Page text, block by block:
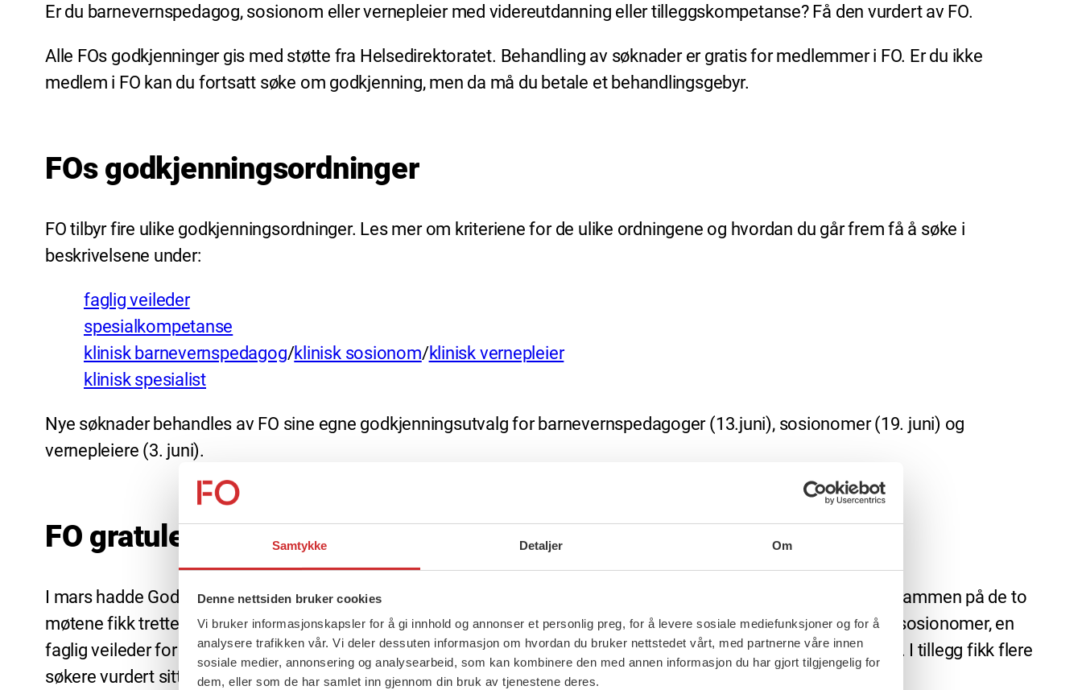
Samtykke Detaljer Om
Denne nettsiden bruker cookies
Vi bruker informasjonskapsler for å gi innhold og annonser et personlig preg, for å levere sosiale mediefunksjoner og for å
analysere trafikken vår. Vi deler dessuten informasjon om hvordan du bruker nettstedet vårt, med partnerne våre innen
sosiale medier, annonsering og analysearbeid, som kan kombinere den med annen informasjon du har gjort tilgjengelig for
dem, eller som de har samlet inn gjennom din bruk av tjenestene deres.
Er du barnevernspedagog, sosionom eller vernepleier med videreutdanning eller tilleggskompetanse? Få den vurdert av FO.
Alle FOs godkjenninger gis med støtte fra Helsedirektoratet. Behandling av søknader er gratis for medlemmer i FO. Er du ikke
medlem i FO kan du fortsatt søke om godkjenning, men da må du betale et behandlingsgebyr.
FOs godkjenningsordninger
FO tilbyr fire ulike godkjenningsordninger. Les mer om kriteriene for de ulike ordningene og hvordan du går frem få å søke i
beskrivelsene under:
faglig veileder
spesialkompetanse
klinisk barnevernspedagog/klinisk sosionom/klinisk vernepleier
klinisk spesialist
Nye søknader behandles av FO sine egne godkjenningsutvalg for barnevernspedagoger (13.juni), sosionomer (19. juni) og
vernepleiere (3. juni).
FO gratulerer søkere!
I mars hadde Godkjenningsutvalget for barnevernspedagoger og Godkjenningsutvalget for sosionomer møte. Tilsammen på de to
møtene fikk tretten søkere godkjenning som kliniske spesialister. Utvalgene godkjente også en faglig veileder for sosionomer, en
faglig veileder for barnevernspedagoger, en søker ble godkjent klinisk sosionom og en klinisk barnevernspedagog. I tillegg fikk flere
søkere vurdert sitt utdanningsløp mot en senere godkjenning.